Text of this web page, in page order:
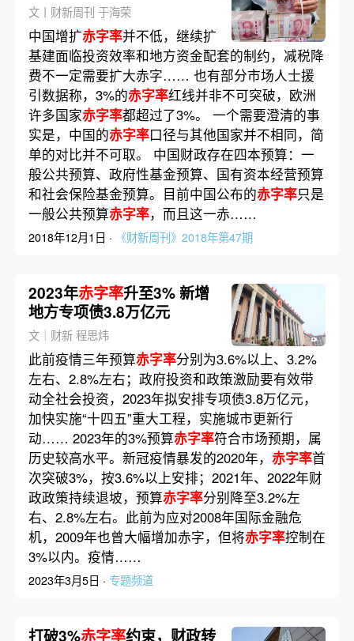
文丨财新周刊 于海荣
中国增扩赤字率并不低，继续扩
基建面临投资效率和地方资金配套的制约，减税降
费不一定需要扩大赤字…… 也有部分市场人士援
引数据称，3%的赤字率红线并非不可突破，欧洲
许多国家赤字率都超过了3%。 一个需要澄清的事
实是，中国的赤字率口径与其他国家并不相同，简
单的对比并不可取。 中国财政存在四本预算：一
般公共预算、政府性基金预算、国有资本经营预算
和社会保险基金预算。目前中国公布的赤字率只是
一般公共预算赤字率，而且这一赤……
2018年12月1日 · 《财新周刊》2018年第47期
2023年赤字率升至3% 新增
地方专项债3.8万亿元
文｜财新 程思炜
此前疫情三年预算赤字率分别为3.6%以上、3.2%
左右、2.8%左右；政府投资和政策激励要有效带
动全社会投资，2023年拟安排专项债3.8万亿元，
加快实施“十四五”重大工程，实施城市更新行
动…… 2023年的3%预算赤字率符合市场预期，属
历史较高水平。新冠疫情暴发的2020年， 赤字率首
次突破3%，按3.6%以上安排；2021年、2022年财
政政策持续退坡，预算赤字率分别降至3.2%左
右、2.8%左右。此前为应对2008年国际金融危
机，2009年也曾大幅增加赤字，但将赤字率控制在
3%以内。疫情……
2023年3月5日 · 专题频道
打破3%赤字率约束，财政转